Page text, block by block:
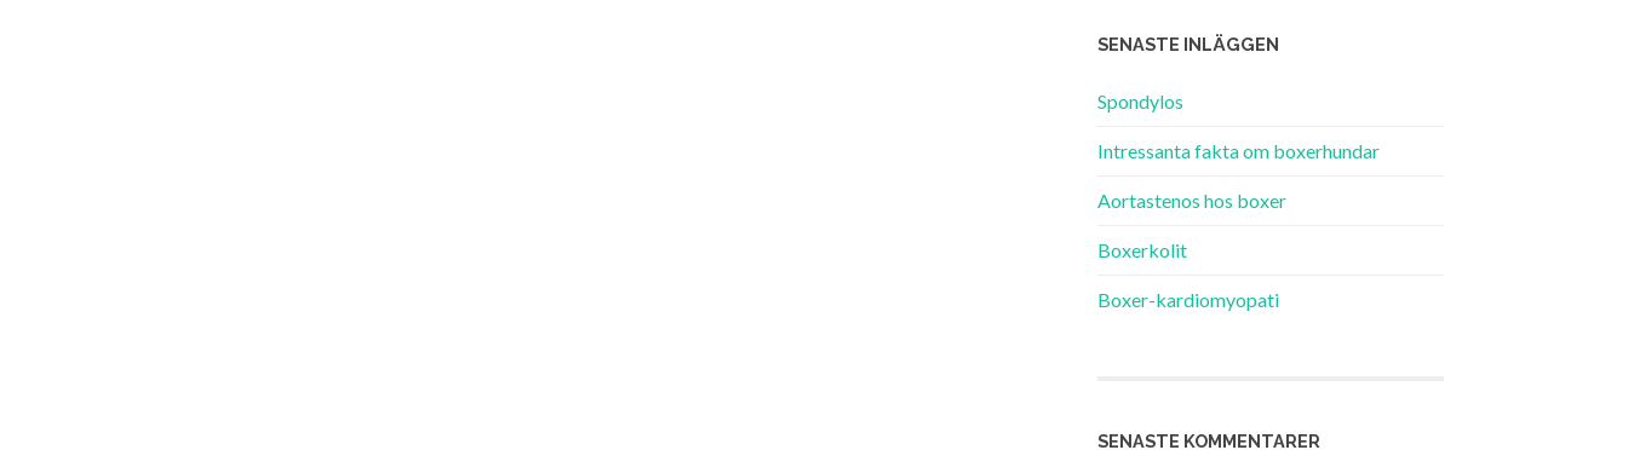
SENASTE INLÄGGEN
Spondylos
Intressanta fakta om boxerhundar
Aortastenos hos boxer
Boxerkolit
Boxer-kardiomyopati
SENASTE KOMMENTARER